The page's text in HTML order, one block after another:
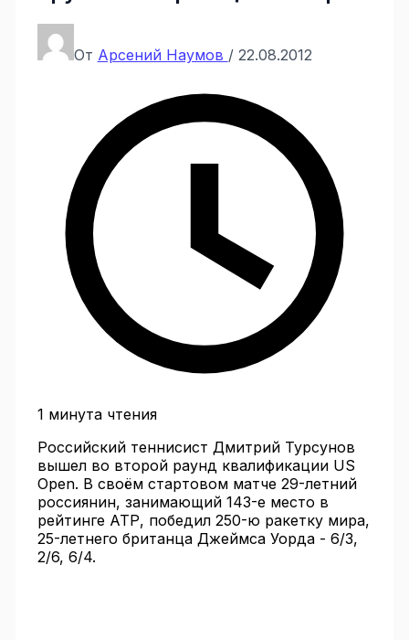
От Арсений Наумов / 22.08.2012
1 минута чтения
Российский теннисист Дмитрий Турсунов
вышел во второй раунд квалификации US
Open. В своём стартовом матче 29-летний
россиянин, занимающий 143-е место в
рейтинге АТР, победил 250-ю ракетку мира,
25-летнего британца Джеймса Уорда - 6/3,
2/6, 6/4.